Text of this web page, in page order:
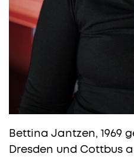
Bettina Jantzen, 1969
Dresden und Cottbus